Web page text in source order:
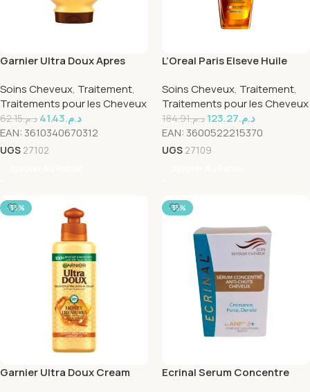
Garnier Ultra Doux Apres
Soins Cheveux, Traitement,
Traitements pour les Cheveux
د.م.62.15 د.م.41.43
EAN: 3610340670312
UGS 27102
L’Oreal Paris Elseve Huile
sublimateur universal 100ml
Soins Cheveux, Traitement,
Traitements pour les Cheveux
د.م.184.91 د.م.123.27
EAN: 3600522215370
UGS 27109
-33%
Garnier Ultra Doux Cream
-35%
Ecrinal Serum Concentre